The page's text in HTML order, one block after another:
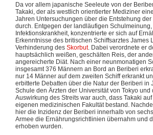
Da vor allem japanische Seeleute von der
Takaki, der als westlich orientierter Mediziner
Jahren Untersuchungen über die Entstehung
durch. Entgegen der landläufigen
Infektionskrankheit, konzentrierte er sich auf
Erkenntnisse des britischen Schiffsarztes
Verhinderung des Skorbut. Dabei verordnete er
hauptsächlich weißen, geschälten Reis, der
angereicherte Diät. Nach einer neunmonatigen
insgesamt 376 Männern an Bord an Beriberi
nur 14 Männer auf dem zweiten Schiff erkrankt
erbitterte Debatten über die Natur der Beriberi in
Schule den Ärzten der Universität von Tokyo
Auswirkung des Streits war auch, dass Takaki
eigenen medizinischen Fakultät bestand.
hier die Inzidenz der Beriberi innerhalb von
Armee die Ernährungsrichtlinien übernahm und
erhoben wurden.